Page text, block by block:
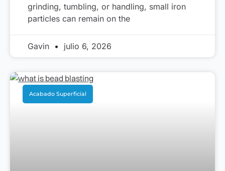
grinding, tumbling, or handling, small iron
particles can remain on the
Gavin julio 6, 2026
Acabado Superficial